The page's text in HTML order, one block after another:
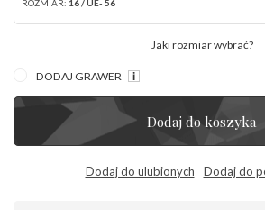
ROZMIAR: 16 / UE- 56
Jaki rozmiar wybrać?
DODAJ GRAWER
Dodaj do koszyka
Dodaj do ulubionych Dodaj do